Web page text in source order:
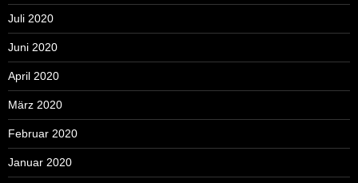
Juli 2020
Juni 2020
April 2020
März 2020
Februar 2020
Januar 2020